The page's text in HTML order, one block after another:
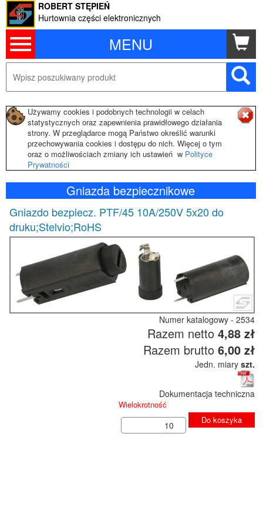
MENU
ROBERT STĘPIEŃ
Hurtownia części elektronicznych
Używamy cookies i podobnych technologii w celach
statystycznych oraz zapewnienia prawidłowego działania
strony. W przeglądarce mogą Państwo określić warunki
przechowywania cookies i dostępu do nich. Więcej o tym
oraz o możliwościach zmiany ich ustawień w Polityce
Prywatności
Gniazda bezpiecznikowe
Gniazdo bezpiecz. PTF/45 10A/250V 5x20 do
druku;Stelvio;RoHS
Numer katalogowy - 2534
Razem netto 4,88 zł
Razem brutto 6,00 zł
Jedn. miary szt.
Dokumentacja techniczna
Wielokrotność
Do koszyka